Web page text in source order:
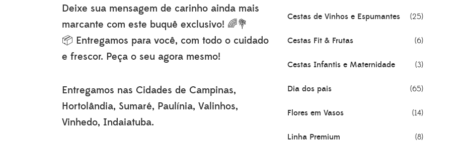
Deixe sua mensagem de carinho ainda mais
marcante com este buquê exclusivo! 🌈💐
📦 Entregamos para você, com todo o cuidado
e frescor. Peça o seu agora mesmo!
Entregamos nas Cidades de Campinas,
Hortolândia, Sumaré, Paulínia, Valinhos,
Vinhedo, Indaiatuba.
Cestas de Vinhos e Espumantes (25)
Cestas Fit & Frutas (6)
Cestas Infantis e Maternidade (3)
Dia dos pais (65)
Flores em Vasos (14)
Linha Premium (8)